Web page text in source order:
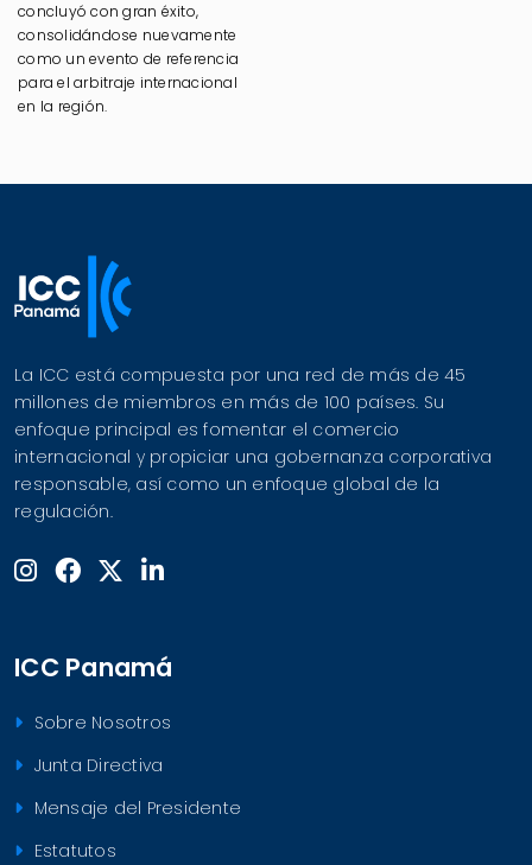
concluyó con gran éxito,
consolidándose nuevamente
como un evento de referencia
para el arbitraje internacional
en la región.
La ICC está compuesta por una red de más de 45
millones de miembros en más de 100 países. Su
enfoque principal es fomentar el comercio
internacional y propiciar una gobernanza corporativa
responsable, así como un enfoque global de la
regulación.
ICC Panamá
Sobre Nosotros
Junta Directiva
Mensaje del Presidente
Estatutos